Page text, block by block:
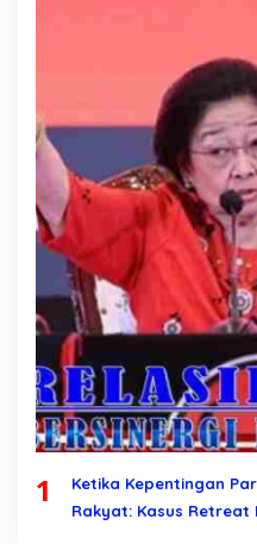
1
Ketika Kepentingan
Rakyat: Kasus Retreat